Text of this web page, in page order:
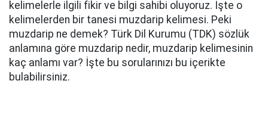
kelimelerle ilgili fikir ve bilgi sahibi oluyoruz. İşte o
kelimelerden bir tanesi muzdarip kelimesi. Peki
muzdarip ne demek? Türk Dil Kurumu (TDK) sözlük
anlamına göre muzdarip nedir, muzdarip kelimesinin
kaç anlamı var? İşte bu sorularınızı bu içerikte
bulabilirsiniz.